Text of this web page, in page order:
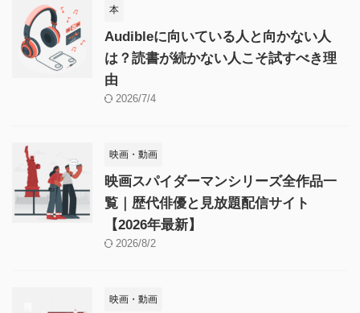
本
Audibleに向いている人と向かない人
は？読書が続かない人こそ試すべき理
由
2026/7/4
映画・動画
映画スパイダーマンシリーズ全作品一
覧｜歴代俳優と見放題配信サイト
【2026年最新】
2026/8/2
映画・動画